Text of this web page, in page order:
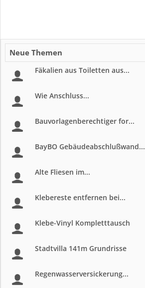
Neue Themen
Fäkalien aus Toiletten aus...
Wie Anschluss...
Bauvorlagenberechtiger for...
BayBO Gebäudeabschlußwand...
Alte Fliesen im...
Klebereste entfernen bei...
Klebe-Vinyl Kompletttausch
Stadtvilla 141m Grundrisse
Regenwasserversickerung...